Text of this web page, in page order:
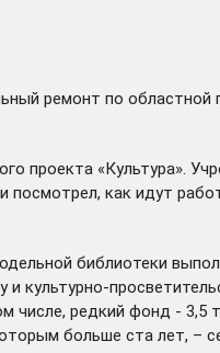
ремонт по
проекта «Культура».
как идут
библиотеки
культурно-
редкий фонд - 3,5
больше ста лет, –